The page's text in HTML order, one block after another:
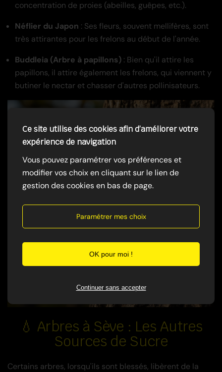
concentration de proies (abeilles, guêpes, etc.).
Néflier du Japon : Ses fleurs, souvent mellifères, sont
très attirantes pour les frelons au début de l'année.
Buddleia (Arbre à papillons) : Bien qu'il attire les
papillons, il attire également les frelons, qui viennent y
butiner le nectar et chasser d'autres pollinisateurs.
💧 Arbres à Sève : Les Autres
Sources de Sucre
Certains arbres, lorsqu'ils sont blessés, libèrent de la
Ce site utilise des cookies afin d’améliorer votre
expérience de navigation
Vous pouvez paramétrer vos préférences et
modifier vos choix en cliquant sur le lien de
gestion des cookies en bas de page.
Paramétrer mes choix
OK pour moi !
Continuer sans accepter